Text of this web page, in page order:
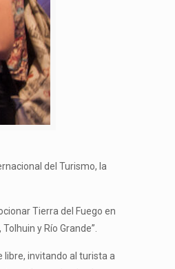
del Turismo, la
Tierra del Fuego en
y Río Grande”.
libre, invitando al turista a